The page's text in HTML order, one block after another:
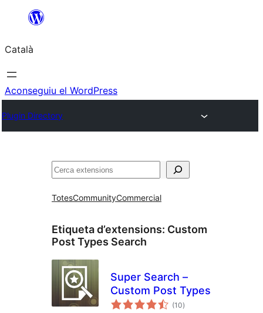
contingut
Català
Aconseguiu el WordPress
Plugin Directory
Cerca
TotesCommunityCommercial
Etiqueta d’extensions: Custom
Post Types Search
Super Search –
Custom Post Types
(10puntuacions
totals
)